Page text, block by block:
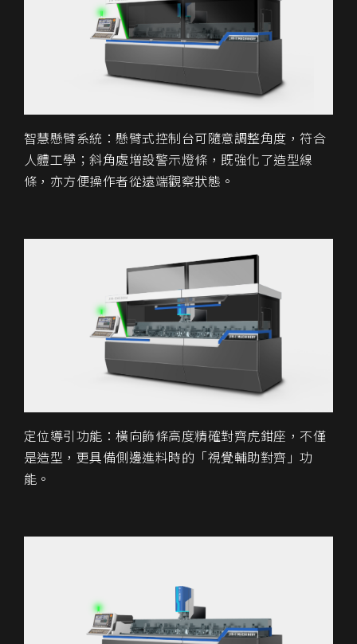
智慧懸臂系統：懸臂式控制台可隨意調整角度，符合
人體工學；斜角處增設警示燈條，既強化了造型線
條，亦方便操作者從遠端觀察狀態。
定位導引功能：橫向飾條高度精確對齊虎鉗座，不僅
是造型，更具備側邊進料時的「視覺輔助對齊」功
能。